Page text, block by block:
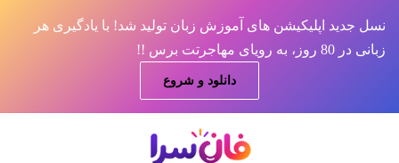
نسل جدید اپلیکیشن های آموزش زبان تولید شد! با یادگیری هر
زبانی در 80 روز، به رویای مهاجرتت برس !!
دانلود و شروع